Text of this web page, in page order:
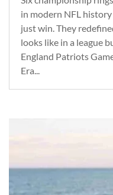
in modern NFL
just win. They
looks like in a league
England Patriots
Era...